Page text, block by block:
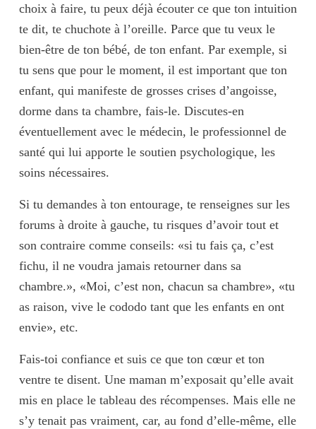
choix à faire, tu peux déjà écouter ce que ton intuition
te dit, te chuchote à l’oreille. Parce que tu veux le
bien-être de ton bébé, de ton enfant. Par exemple, si
tu sens que pour le moment, il est important que ton
enfant, qui manifeste de grosses crises d’angoisse,
dorme dans ta chambre, fais-le. Discutes-en
éventuellement avec le médecin, le professionnel de
santé qui lui apporte le soutien psychologique, les
soins nécessaires.
Si tu demandes à ton entourage, te renseignes sur les
forums à droite à gauche, tu risques d’avoir tout et
son contraire comme conseils: «si tu fais ça, c’est
fichu, il ne voudra jamais retourner dans sa
chambre.», «Moi, c’est non, chacun sa chambre», «tu
as raison, vive le cododo tant que les enfants en ont
envie», etc.
Fais-toi confiance et suis ce que ton cœur et ton
ventre te disent. Une maman m’exposait qu’elle avait
mis en place le tableau des récompenses. Mais elle ne
s’y tenait pas vraiment, car, au fond d’elle-même, elle